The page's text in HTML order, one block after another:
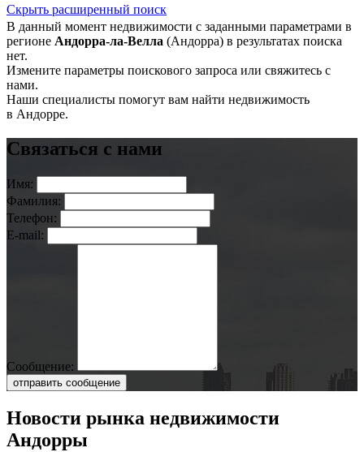
Скрыть расширенный поиск
В данный момент недвижимости с заданными параметрами в
регионе Андорра-ла-Велла (Андорра) в результатах поиска
нет.
Измените параметры поискового запроса или свяжитесь с
нами.
Наши специалисты помогут вам найти недвижимость
в Андорре.
Связаться с нами
Имя:
Фамилия:
Телефон:
E-mail:
Сообщение:
отправить сообщение
Новости рынка недвижимости
Андорры